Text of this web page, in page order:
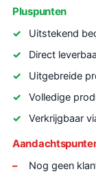
Pluspunten
Uitstekend
Direct
Uitgebreide
Volledige
Verkrijgbaar
Nog geen